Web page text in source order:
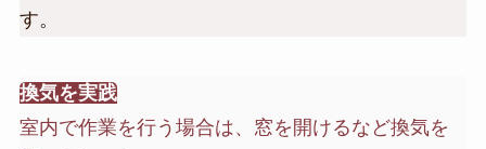
す。
換気を実践
室内で作業を行う場合は、窓を開けるなど換気を